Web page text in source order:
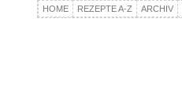
HOME REZEPTE A-Z ARCHIV